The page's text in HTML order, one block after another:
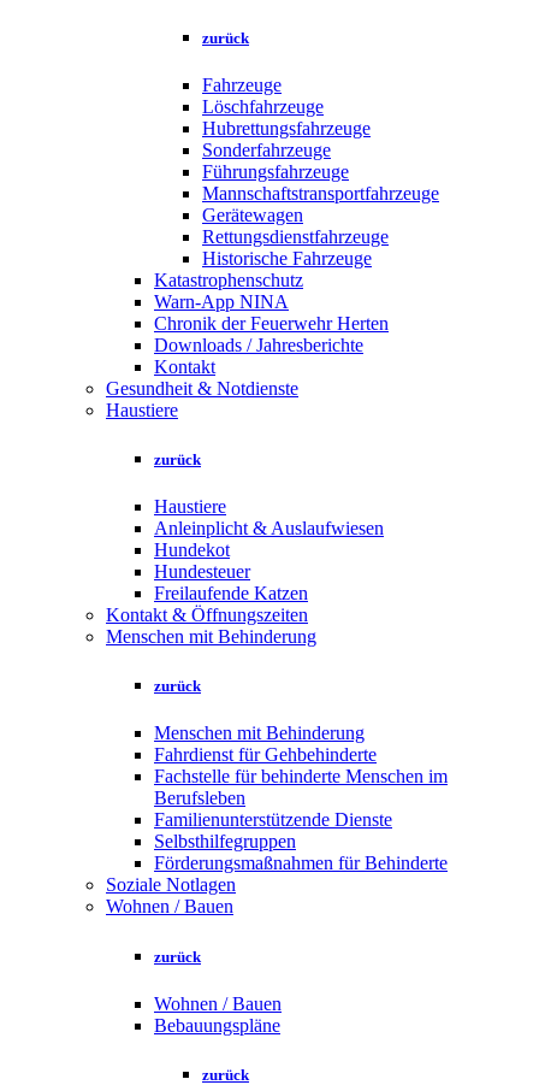
zurück
Fahrzeuge
Löschfahrzeuge
Hubrettungsfahrzeuge
Sonderfahrzeuge
Führungsfahrzeuge
Mannschaftstransportfahrzeuge
Gerätewagen
Rettungsdienstfahrzeuge
Historische Fahrzeuge
Katastrophenschutz
Warn-App NINA
Chronik der Feuerwehr Herten
Downloads / Jahresberichte
Kontakt
Gesundheit & Notdienste
Haustiere
zurück
Haustiere
Anleinplicht & Auslaufwiesen
Hundekot
Hundesteuer
Freilaufende Katzen
Kontakt & Öffnungszeiten
Menschen mit Behinderung
zurück
Menschen mit Behinderung
Fahrdienst für Gehbehinderte
Fachstelle für behinderte Menschen im
Berufsleben
Familienunterstützende Dienste
Selbsthilfegruppen
Förderungsmaßnahmen für Behinderte
Soziale Notlagen
Wohnen / Bauen
zurück
Wohnen / Bauen
Bebauungspläne
zurück